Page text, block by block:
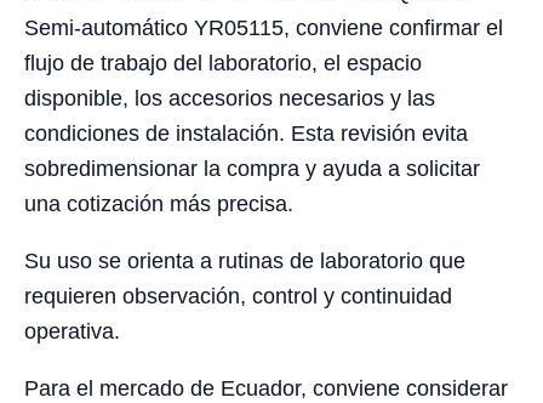
Semi-automático YR05115, conviene confirmar el
flujo de trabajo del laboratorio, el espacio
disponible, los accesorios necesarios y las
condiciones de instalación. Esta revisión evita
sobredimensionar la compra y ayuda a solicitar
una cotización más precisa.
Su uso se orienta a rutinas de laboratorio que
requieren observación, control y continuidad
operativa.
Para el mercado de Ecuador, conviene considerar